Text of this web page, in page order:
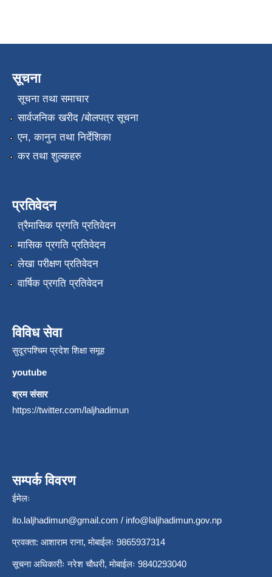
सूचना
सूचना तथा समाचार
सार्वजनिक खरीद /बोलपत्र सूचना
एन, कानुन तथा निर्देशिका
कर तथा शुल्कहरु
प्रतिवेदन
त्रैमासिक प्रगति प्रतिवेदन
मासिक प्रगति प्रतिवेदन
लेखा परीक्षण प्रतिवेदन
वार्षिक प्रगति प्रतिवेदन
विविध सेवा
सुदूरपश्चिम प्रदेश शिक्षा समूह
youtube
श्रम संसार
https://twitter.com/laljhadimun
सम्पर्क विवरण
ईमेलः
ito.laljhadimun@gmail.com / info@laljhadimun.gov.np
प्रवक्ता: आशाराम राना, मोबाईलः 9865937314
सूचना अधिकारीः नरेश चौधरी, मोबाईलः 9840293040